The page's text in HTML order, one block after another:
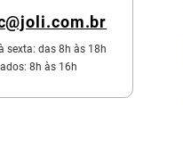
sexta: das 8h às 18h
8h às 16h